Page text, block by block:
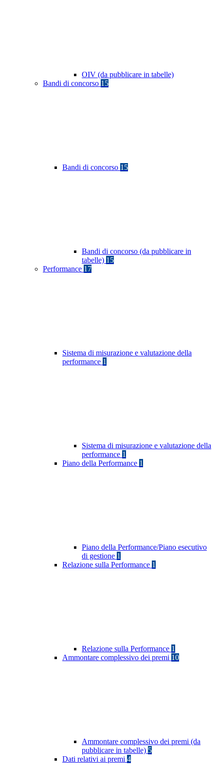
OIV (da pubblicare in tabelle)
Bandi di concorso 15
Bandi di concorso 15
Bandi di concorso (da pubblicare in
tabelle) 15
Performance 17
Sistema di misurazione e valutazione della
performance 1
Sistema di misurazione e valutazione della
performance 1
Piano della Performance 1
Piano della Performance/Piano esecutivo
di gestione 1
Relazione sulla Performance 1
Relazione sulla Performance 1
Ammontare complessivo dei premi 10
Ammontare complessivo dei premi (da
pubblicare in tabelle) 5
Dati relativi ai premi 4